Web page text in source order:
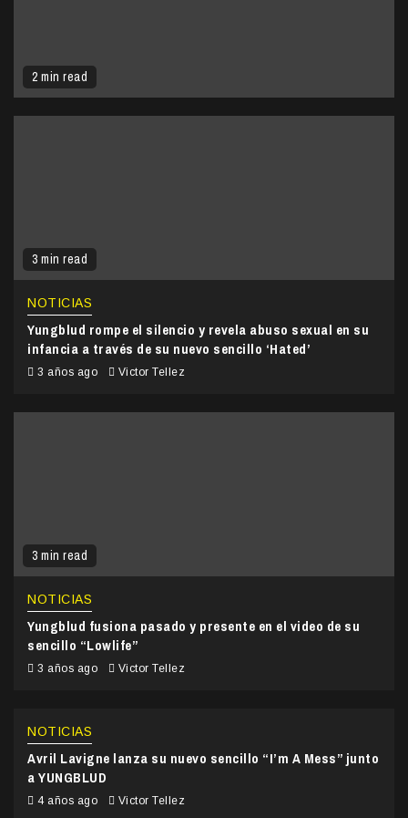
2 min read
3 min read
NOTICIAS
Yungblud rompe el silencio y revela abuso sexual en su
infancia a través de su nuevo sencillo ‘Hated’
3 años ago Victor Tellez
3 min read
NOTICIAS
Yungblud fusiona pasado y presente en el video de su
sencillo “Lowlife”
3 años ago Victor Tellez
NOTICIAS
Avril Lavigne lanza su nuevo sencillo “I’m A Mess” junto
a YUNGBLUD
4 años ago Victor Tellez